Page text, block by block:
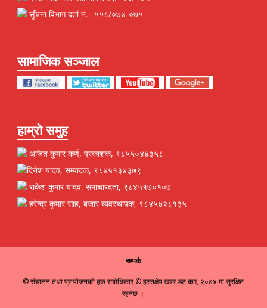
सुँचना विभाग दर्ता नं. : ५५८/०७४-०७५
सामाजिक सञ्जाल
हाम्रो समुह
अजित कुमार कर्ण, प्रकाशक, ९८५५०४४३५८
दिनेश यादव, सम्पादक, ९८४५१३४३७९
राकेश कुमार यादव, समाचारदता, ९८४५१७०१०७
हरेन्द्र कुमार साह, बजार व्यवस्थापक, ९८४५४२८१३५
सम्पर्क
© संचालन तथा प्रायोजनको हक सर्बाधिकार © हस्तक्षेप खबर डट कम, २०७४ मा सुरक्षित
रहनेछ ।